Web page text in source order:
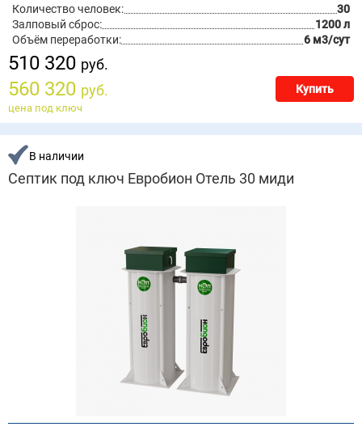
Количество человек:
30
Залповый сброс:
1200 л
Объём переработки:
6 м3/сут
510 320 руб.
560 320 руб. Купить
цена под ключ
В наличии
Септик под ключ Евробион Отель 30 миди